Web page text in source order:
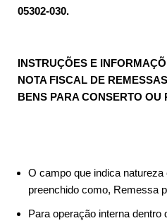
05302-030.
INSTRUÇÕES E
NOTA FISCAL DE
BENS PARA CONSERTO OU
O campo que indica
preenchido como, Remessa
Para operação interna dentro